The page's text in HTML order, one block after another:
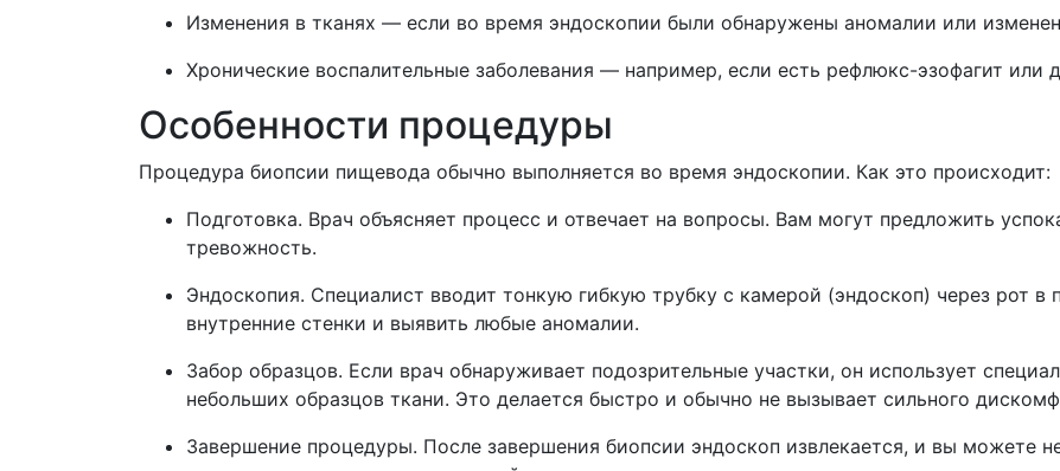
Изменения в тканях — если во время эндоскопии были обнаружены аномалии или
Хронические воспалительные заболевания — например, если есть рефлюкс-эзофагит или
Особенности процедуры
Процедура биопсии пищевода обычно выполняется во время эндоскопии. Как это происходит:
Подготовка. Врач объясняет процесс и отвечает на вопросы. Вам могут предложить
тревожность.
Эндоскопия. Специалист вводит тонкую гибкую трубку с камерой (эндоскоп) через рот в
внутренние стенки и выявить любые аномалии.
Забор образцов. Если врач обнаруживает подозрительные участки, он использует
небольших образцов ткани. Это делается быстро и обычно не вызывает сильного
Завершение процедуры. После завершения биопсии эндоскоп извлекается, и вы можете